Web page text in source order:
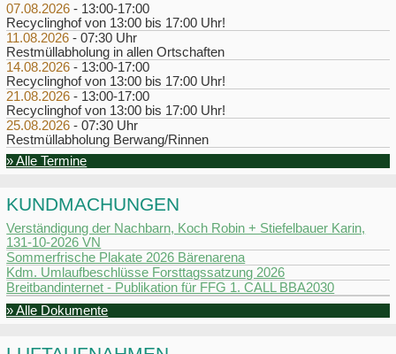
07.08.2026 - 13:00-17:00
Recyclinghof von 13:00 bis 17:00 Uhr!
11.08.2026 - 07:30 Uhr
Restmüllabholung in allen Ortschaften
14.08.2026 - 13:00-17:00
Recyclinghof von 13:00 bis 17:00 Uhr!
21.08.2026 - 13:00-17:00
Recyclinghof von 13:00 bis 17:00 Uhr!
25.08.2026 - 07:30 Uhr
Restmüllabholung Berwang/Rinnen
» Alle Termine
KUNDMACHUNGEN
Verständigung der Nachbarn, Koch Robin + Stiefelbauer Karin,
131-10-2026 VN
Sommerfrische Plakate 2026 Bärenarena
Kdm. Umlaufbeschlüsse Forsttagssatzung 2026
Breitbandinternet - Publikation für FFG 1. CALL BBA2030
» Alle Dokumente